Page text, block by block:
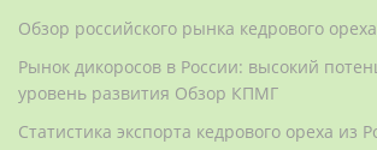
Обзор российского рынка кедрового ореха
Рынок дикоросов в России: высокий
уровень развития Обзор КПМГ
Статистика экспорта кедрового ореха из